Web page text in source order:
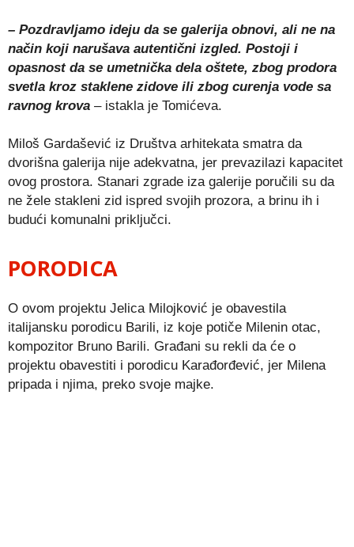
– Pozdravljamo ideju da se galerija obnovi, ali ne na
način koji narušava autentični izgled. Postoji i
opasnost da se umetnička dela oštete, zbog prodora
svetla kroz staklene zidove ili zbog curenja vode sa
ravnog krova – istakla je Tomićeva.
Miloš Gardašević iz Društva arhitekata smatra da
dvorišna galerija nije adekvatna, jer prevazilazi kapacitet
ovog prostora. Stanari zgrade iza galerije poručili su da
ne žele stakleni zid ispred svojih prozora, a brinu ih i
budući komunalni priključci.
PORODICA
O ovom projektu Jelica Milojković je obavestila
italijansku porodicu Barili, iz koje potiče Milenin otac,
kompozitor Bruno Barili. Građani su rekli da će o
projektu obavestiti i porodicu Karađorđević, jer Milena
pripada i njima, preko svoje majke.